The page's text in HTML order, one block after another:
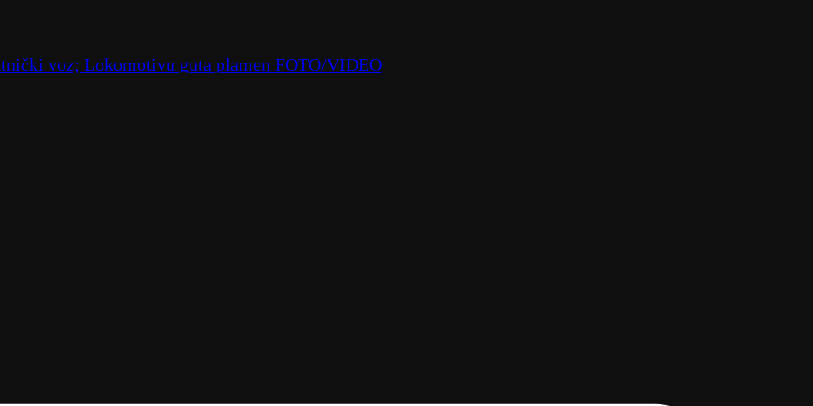
voz; Lokomotivu guta plamen FOTO/VIDEO
temperatura do 39 stepeni
se u Premijer ligu